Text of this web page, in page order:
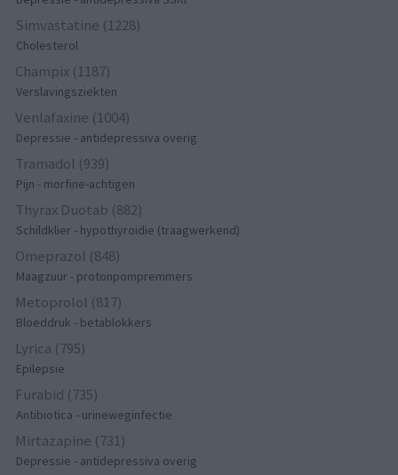
Simvastatine (1228)
Cholesterol
Champix (1187)
Verslavingsziekten
Venlafaxine (1004)
Depressie - antidepressiva overig
Tramadol (939)
Pijn - morfine-achtigen
Thyrax Duotab (882)
Schildklier - hypothyroidie (traagwerkend)
Omeprazol (848)
Maagzuur - protonpompremmers
Metoprolol (817)
Bloeddruk - betablokkers
Lyrica (795)
Epilepsie
Furabid (735)
Antibiotica - urineweginfectie
Mirtazapine (731)
Depressie - antidepressiva overig